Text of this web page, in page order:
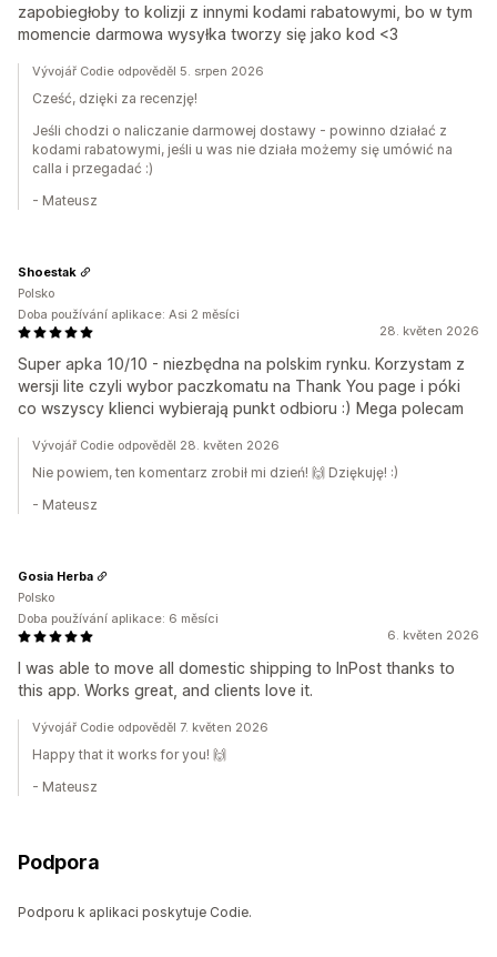
zapobiegłoby to kolizji z innymi kodami rabatowymi, bo w tym
momencie darmowa wysyłka tworzy się jako kod <3
Vývojář Codie odpověděl 5. srpen 2026
Cześć, dzięki za recenzję!
Jeśli chodzi o naliczanie darmowej dostawy - powinno działać z
kodami rabatowymi, jeśli u was nie działa możemy się umówić na
calla i przegadać :)
- Mateusz
28. květen 2026
Super apka 10/10 - niezbędna na polskim rynku. Korzystam z
wersji lite czyli wybor paczkomatu na Thank You page i póki
co wszyscy klienci wybierają punkt odbioru :) Mega polecam
Shoestak
Polsko
Doba používání aplikace: Asi 2 měsíci
Vývojář Codie odpověděl 28. květen 2026
Nie powiem, ten komentarz zrobił mi dzień! 🙌 Dziękuję! :)
- Mateusz
6. květen 2026
I was able to move all domestic shipping to InPost thanks to
this app. Works great, and clients love it.
Gosia Herba
Polsko
Doba používání aplikace: 6 měsíci
Vývojář Codie odpověděl 7. květen 2026
Happy that it works for you! 🙌
- Mateusz
Podpora
Podporu k aplikaci poskytuje Codie.